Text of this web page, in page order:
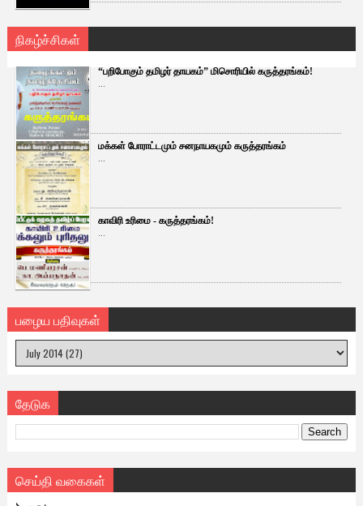
நிகழ்ச்சிகள்
“பறிபோகும் தமிழர் தாயகம்” மிசொரியில் கருத்தரங்கம்!
...
மக்கள் போராட்டமும் சனநாயகமும் கருத்தரங்கம்
...
காவிரி உரிமை - கருத்தரங்கம்!
...
பழைய பதிவுகள்
தேடுக
செய்தி வகைகள்